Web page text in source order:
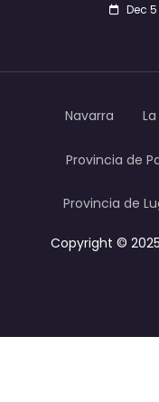
Dec 5
Navarra
Provincia de
Provincia de
Copyright ©